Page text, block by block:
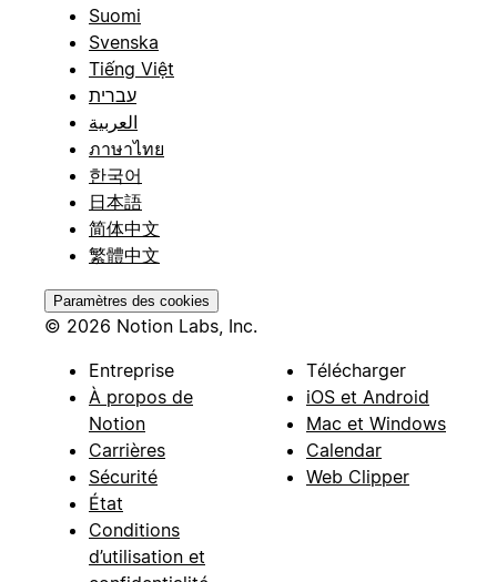
Suomi
Svenska
Tiếng Việt
עברית
العربية
ภาษาไทย
한국어
日本語
简体中文
繁體中文
Paramètres des cookies
© 2026 Notion Labs, Inc.
Entreprise
À propos de
Notion
Carrières
Sécurité
État
Conditions
d’utilisation et
Télécharger
iOS et Android
Mac et Windows
Calendar
Web Clipper